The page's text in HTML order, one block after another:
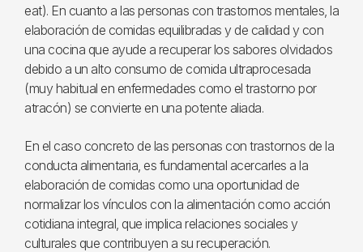
eat). En cuanto a las personas con trastornos mentales, la
elaboración de comidas equilibradas y de calidad y con
una cocina que ayude a recuperar los sabores olvidados
debido a un alto consumo de comida ultraprocesada
(muy habitual en enfermedades como el trastorno por
atracón) se convierte en una potente aliada.
En el caso concreto de las personas con trastornos de la
conducta alimentaria, es fundamental acercarles a la
elaboración de comidas como una oportunidad de
normalizar los vínculos con la alimentación como acción
cotidiana integral, que implica relaciones sociales y
culturales que contribuyen a su recuperación.